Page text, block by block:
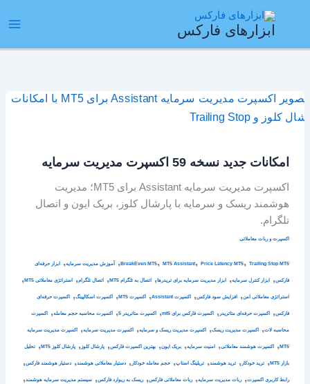
ابزارهای فارکس
امکانات جدید نسخه 59 اکسپرت مدیریت سرمایه
اکسپرت مدیریت سرمایه Assistant برای MT5؛ مدیریت
هوشمند ریسک و سرمایه با پارشال کلوز، بریک ایون و اتصال
تلگرام.
اکسپرت و ربات معاملاتی
BreakEven MT5,MT5 Assistant,Price Latency MT5,Trailing Stop MT5
,آموزش مدیریت سرمایه, ابزار حرفه‌ای
فارکس, ابزار کنترل سرمایه, ابزار مدیریت سرمایه برای تریدرها, اتصال به تلگرام MT5 , اتصال تلگرام, استراتژی معاملاتی MT5 ,
استراتژی معاملاتی امن, افزایش سود فارکس, اکسپرت Assistant , اکسپرت MT5 , اکسپرت اسکالپینگ, اکسپرت حرفه‌ای
فارکس, اکسپرت حرفه‌ای متاتریدر , اکسپرت فارکس برای mt5 , اکسپرت متاتریدر 5 , اکسپرت محاسبه حجم معامله, اکسپرت
محاسبه لات, اکسپرت مدیریت ریسک, اکسپرت مدیریت ریسک و سرمایه, اکسپرت مدیریت سرمایه, اکسپرت مدیریت سرمایه
MT5
, اکسپرت هوشمند معاملاتی, امنیت سرمایه, بریک ایون, بهترین اکسپرت فارکس, پارشال کلوز , پارشال کلوز MT5 , تحلیل
بازار MT5 , ترید خودکار , ترید هوشمند, تریلینگ استاپ, حجم معامله خودکار , دستیار معاملاتی هوشمند, دستیار هوشمند فارکس,
رابط کاربری اکسپرت,ربات مدیریت سرمایه,ربات معاملاتی فارکس,ریسک به ریوارد فارکس, سیستم مدیریت سرمایه هوشمند,
امکانات
جدید
اکسپرت
مدیریت